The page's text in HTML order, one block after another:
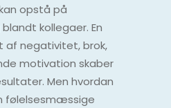
opstå på
kollegaer. En
af negativitet, brok,
motivation skaber
Men hvordan
følelsesmæssige